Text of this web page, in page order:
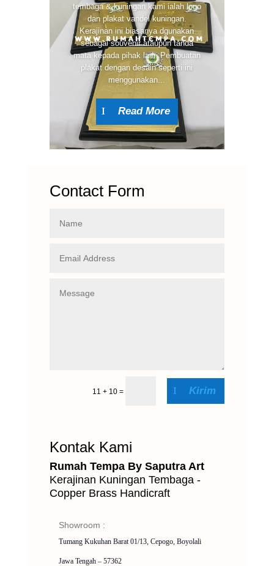
tembaga & kuningan kami ialah logo
dan plakat vandel kuningan.
Kerajinan ini biasanya dgunakan
sebagai souvenir ataupun tanda
mata kepada pihak lain. Pembuatan
plakat dengan desain seperti ini
menggunakan...
Read More
Contact Form
11 + 10 = Kirim
Kontak Kami
Rumah Tempa By Saputra Art
Kerajinan Kuningan Tembaga -
Copper Brass Handicraft
Showroom :
Tumang Kukuhan Barat 01/13, Cepogo, Boyolali
Jawa Tengah – 57362